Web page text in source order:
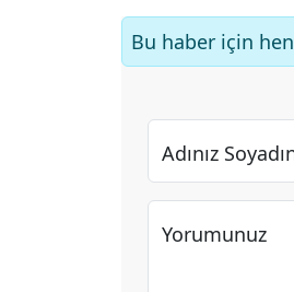
Bu haber için
Adınız
Yorumunuz